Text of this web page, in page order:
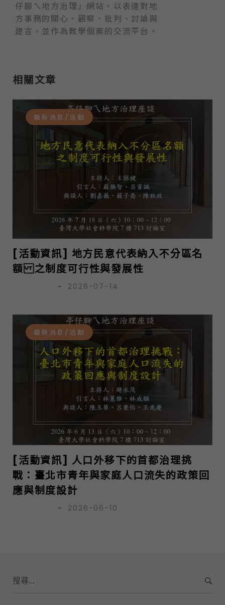
仔腳ㄟ地方治理」網站，以表達對地
方事務的關心、觀察、批判、討論與
建言，並作為教學個案的交流平台。
相關文章
最新消息/活動
[活動資訊] 地方民意代表納入不分區名
額 之制度可行性與發展性
- 2026-07-14
最新消息/活動
[活動資訊] 人口外移下的首都治理挑
戰：臺北市青年與家庭人口流失的政策回
應與制度設計
- 2026-06-10
S
e